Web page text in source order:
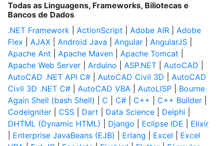
Todas as Linguagens, Frameworks, Biliotecas e
Bancos de Dados
.NET Framework
ActionScript Adobe AIR
Adobe
Flex
AJAX Android Java Angular AngularJS
Apache Ant
Apache Maven Apache Tomcat
Apache Web Server
Arduino ASP.NET AutoCAD
AutoCAD .NET API C#
AutoCAD Civil 3D
AutoCAD
Civil 3D .NET C#
AutoCAD VBA AutoLISP
Bourne
Again Shell (bash Shell)
C C# C++ C++ Builder
CodeIgniter
CSS Dart Data Science Delphi
DHTML (Dynamic HTML)
Django Eclipse IDE
Elixir
Enterprise JavaBeans (EJB) Erlang Excel
Excel